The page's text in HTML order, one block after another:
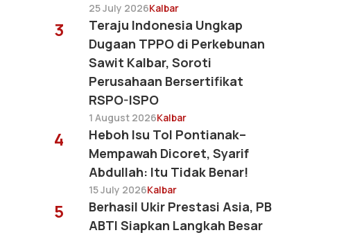
25 July 2026Kalbar
3
Teraju Indonesia Ungkap
Dugaan TPPO di Perkebunan
Sawit Kalbar, Soroti
Perusahaan Bersertifikat
RSPO-ISPO
1 August 2026Kalbar
4
Heboh Isu Tol Pontianak–
Mempawah Dicoret, Syarif
Abdullah: Itu Tidak Benar!
15 July 2026Kalbar
5
Berhasil Ukir Prestasi Asia, PB
ABTI Siapkan Langkah Besar